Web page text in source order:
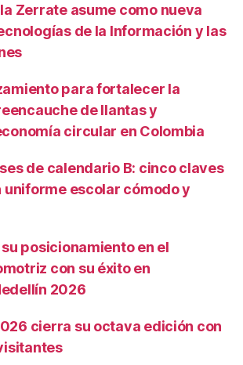
Zerrate asume como nueva
de la Información y las
para fortalecer la
de llantas y
circular en Colombia
de calendario B: cinco claves
uniforme escolar cómodo y
posicionamiento en el
con su éxito en
2026
cierra su octava edición con